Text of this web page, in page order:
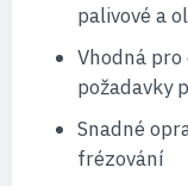
palivové a
Vhodná
požadavky
Snadné
frézování